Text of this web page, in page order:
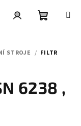
STROJE / FILTR
6238 ,